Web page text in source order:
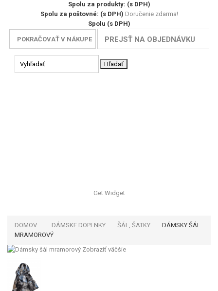
Spolu za produkty: (s DPH)
Spolu za poštovné: (s DPH) Doručenie zdarma!
Spolu (s DPH)
POKRAČOVAŤ V NÁKUPE PREJSŤ NA OBJEDNÁVKU
Hľadať
Get Widget
DOMOV DÁMSKE DOPLNKY ŠÁL, ŠATKY
DÁMSKY ŠÁL
MRAMOROVÝ
Zobraziť väčšie